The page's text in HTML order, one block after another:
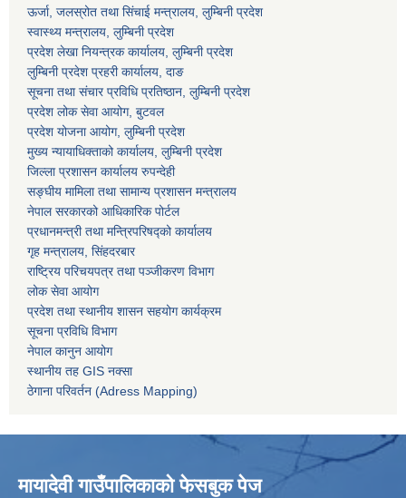
ऊर्जा, जलस्रोत तथा सिंचाई मन्त्रालय, लुम्बिनी प्रदेश
स्वास्थ्य मन्त्रालय, लुम्बिनी प्रदेश
प्रदेश लेखा नियन्त्रक कार्यालय, लुम्बिनी प्रदेश
लुम्बिनी प्रदेश प्रहरी कार्यालय, दाङ
सूचना तथा संचार प्रविधि प्रतिष्ठान, लुम्बिनी प्रदेश
प्रदेश लोक सेवा आयोग, बुटवल
प्रदेश योजना आयोग, लुम्बिनी प्रदेश
मुख्य न्यायाधिक्ताको कार्यालय, लुम्बिनी प्रदेश
जिल्ला प्रशासन कार्यालय रुपन्देही
सङ्घीय मामिला तथा सामान्य प्रशासन मन्त्रालय
नेपाल सरकारको आधिकारिक पोर्टल
प्रधानमन्त्री तथा मन्त्रिपरिषद्को कार्यालय
गृह मन्त्रालय, सिंहदरबार
राष्ट्रिय परिचयपत्र तथा पञ्जीकरण विभाग
लोक सेवा आयोग
प्रदेश तथा स्थानीय शासन सहयोग कार्यक्रम
सूचना प्रविधि विभाग
नेपाल कानुन आयोग
स्थानीय तह GIS नक्सा
ठेगाना परिवर्तन (Adress Mapping)
मायादेवी गाउँपालिकाको फेसबुक पेज